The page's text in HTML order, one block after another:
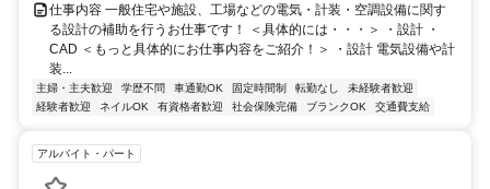
仕事内容 一般住宅や施設、工場などの電気・計装・空調設備に関す
る設計の補助を行うお仕事です！ ＜具体的には・・・＞ ・設計 ・
CAD ＜もっと具体的にお仕事内容をご紹介！＞ ・設計 電気設備や計
装...
主婦・主夫歓迎 学歴不問 車通勤OK 固定時間制 転勤なし
未経験者歓迎
経験者歓迎
ネイルOK 有資格者歓迎 社会保険完備 ブランクOK 交通費支給
アルバイト・パート